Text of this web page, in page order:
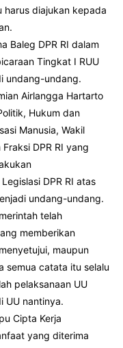
harus diajukan kepada
Baleg DPR RI dalam
Tingkat I RUU
undang-undang.
Airlangga Hartarto
Hukum dan
Manusia, Wakil
DPR RI yang
DPR RI atas
undang-undang.
telah
memberikan
maupun
semua catata itu selalu
pelaksanaan UU
UU nantinya.
Cipta Kerja
yang diterima